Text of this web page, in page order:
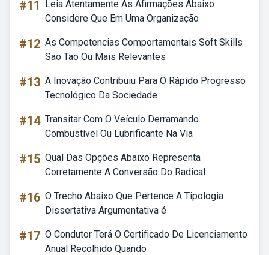
#11
Leia Atentamente As Afirmações Abaixo
Considere Que Em Uma Organização
#12 As Competencias Comportamentais Soft Skills
Sao Tao Ou Mais Relevantes
#13 A Inovação Contribuiu Para O Rápido Progresso
Tecnológico Da Sociedade
#14 Transitar Com O Veículo Derramando
Combustível Ou Lubrificante Na Via
#15 Qual Das Opções Abaixo Representa
Corretamente A Conversão Do Radical
#16 O Trecho Abaixo Que Pertence A Tipologia
Dissertativa Argumentativa é
#17 O Condutor Terá O Certificado De Licenciamento
Anual Recolhido Quando